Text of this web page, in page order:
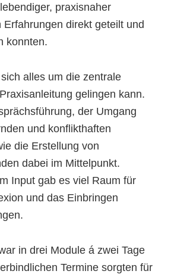
praxisnaher
Erfahrungen direkt geteilt und
konnten.
alles um die zentrale
gelingen kann.
der Umgang
und konflikthaften
die Erstellung von
dabei im Mittelpunkt.
Input gab es viel Raum für
und das Einbringen
in drei Module á zwei Tage
Termine sorgten für